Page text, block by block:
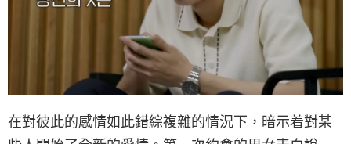
在對彼此的感情如此錯綜複雜的情況下，暗示着對某